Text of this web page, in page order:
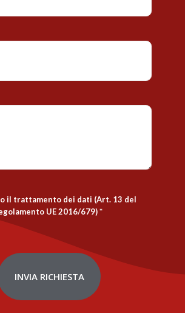
il trattamento dei dati (Art. 13 del
UE 2016/679)*
INVIA RICHIESTA